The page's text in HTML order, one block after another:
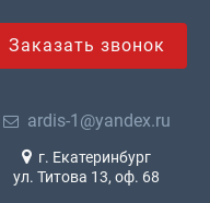
Заказать звонок
ardis-1@yandex.ru
г. Екатеринбург
ул. Титова 13, оф. 68